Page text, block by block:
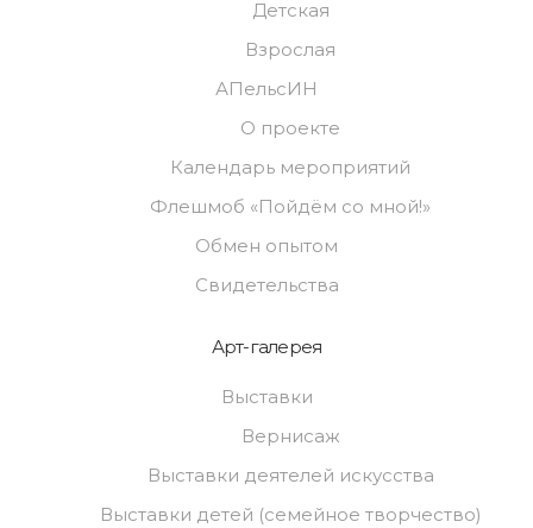
Детская
Взрослая
АПельсИН
О проекте
Календарь мероприятий
Флешмоб «Пойдём со мной!»
Обмен опытом
Свидетельства
Арт-галерея
Выставки
Вернисаж
Выставки деятелей искусства
Выставки детей (семейное творчество)